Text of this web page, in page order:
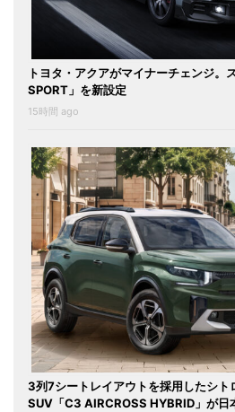
トヨタ・アクアがマイナーチェンジ。
SPORT」を新設定
15時間 ago
3列7シートレイアウトを採用したシト
SUV「C3 AIRCROSS HYBRID」が日